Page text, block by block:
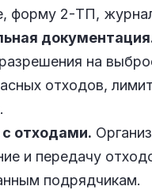
форму 2-ТП,
на
отходов,
отходами.
и передачу
подрядчикам.